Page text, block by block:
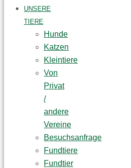
UNSERE
TIERE
Hunde
Katzen
Kleintiere
Von
Privat
/
andere
Vereine
Besuchsanfrage
Fundtiere
Fundtier